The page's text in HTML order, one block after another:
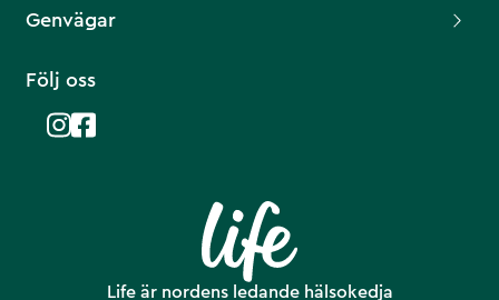
Life är nordens ledande hälsokedja
Genvägar
Följ oss